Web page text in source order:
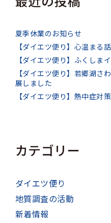
夏季休業のお知らせ
【ダイエツ便り】心温まる話
【ダイエツ便り】ふくしま
【ダイエツ便り】若郷湖さ
展しました
【ダイエツ便り】熱中症対
カテゴリー
ダイエツ便り
地質調査の活動
新着情報